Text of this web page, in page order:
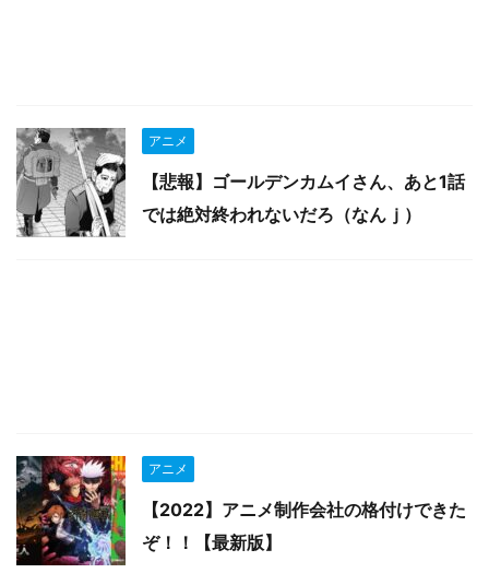
アニメ
【悲報】ゴールデンカムイさん、あと1話
では絶対終われないだろ（なんｊ）
アニメ
【2022】アニメ制作会社の格付けできた
ぞ！！【最新版】